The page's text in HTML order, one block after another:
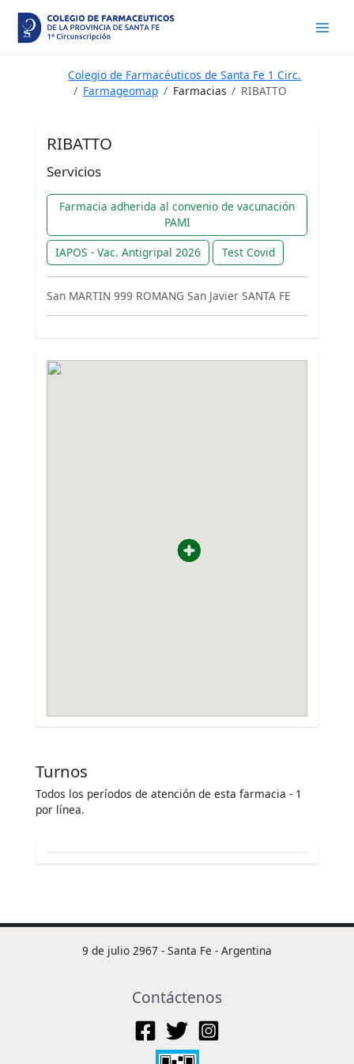
contenido
Colegio de Farmacéuticos de Santa Fe 1 Circ.
Farmageomap
Farmacias RIBATTO
RIBATTO
Servicios
Farmacia adherida al convenio de vacunación
PAMI
IAPOS - Vac. Antigripal 2026
Test Covid
San MARTIN 999 ROMANG San Javier SANTA FE
Turnos
Todos los períodos de atención de esta farmacia - 1
por línea.
9 de julio 2967 - Santa Fe - Argentina
Contáctenos